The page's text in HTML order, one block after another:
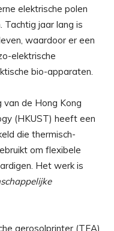
elektrische polen
Tachtig jaar lang is
waardoor er een
elektrische
bio-apparaten.
van de Hong Kong
(HKUST) heeft een
die thermisch-
om flexibele
Het werk is
aerosolprinter (TEA)